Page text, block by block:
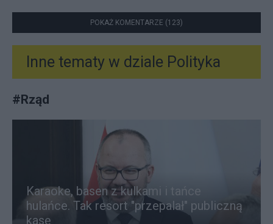
POKAŻ KOMENTARZE (123)
Inne tematy w dziale Polityka
#Rząd
Karaoke, basen z kulkami i tańce
hulańce. Tak resort "przepalał" publiczną
kasę